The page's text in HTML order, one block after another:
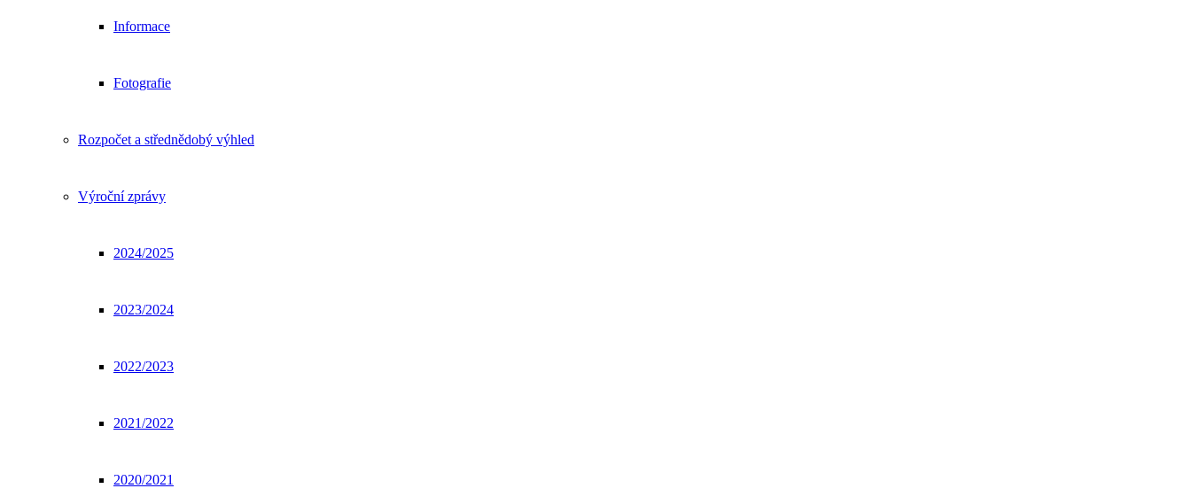
Informace
Fotografie
Rozpočet a střednědobý výhled
Výroční zprávy
2024/2025
2023/2024
2022/2023
2021/2022
2020/2021